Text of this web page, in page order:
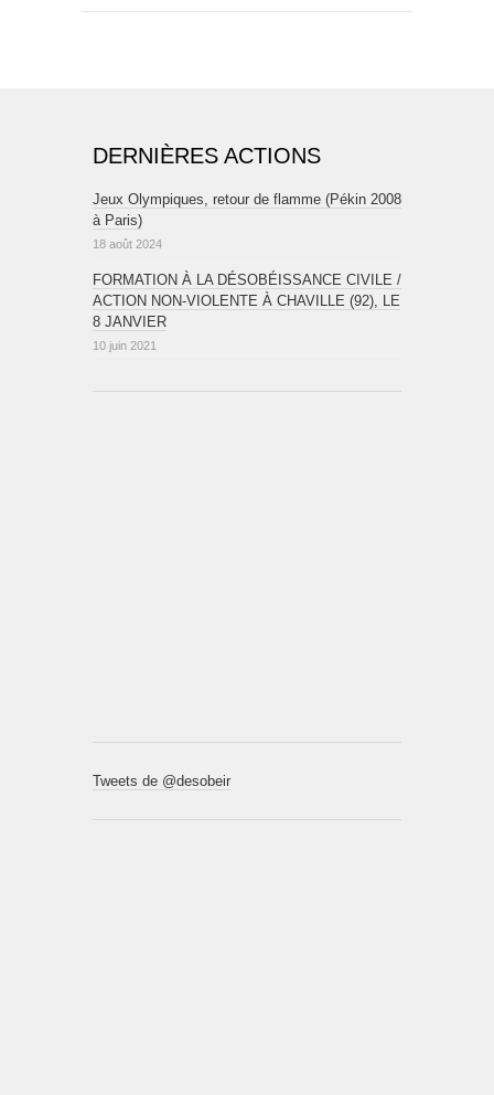
DERNIÈRES ACTIONS
Jeux Olympiques, retour de flamme (Pékin 2008
à Paris)
18 août 2024
FORMATION À LA DÉSOBÉISSANCE CIVILE /
ACTION NON-VIOLENTE À CHAVILLE (92), LE
8 JANVIER
10 juin 2021
Tweets de @desobeir